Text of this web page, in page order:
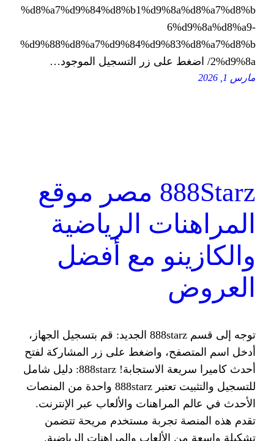
888Starz مصر موقع
الرياضية
مع أفضل
توجه إلى قسم 888starz الجديد: قم بتسجيل الجهاز،
واضغط على زر المشاركة لفتح
أحدث كاميرا سريعة الاستجابة! 888starz: دليل شامل
للتسجيل والتثبيت تعتبر 888starz واحدة من المنصات
والألعاب عبر الإنترنت.
تجربة مستخدم مريحة تتضمن
والمراهنات الرياضية.